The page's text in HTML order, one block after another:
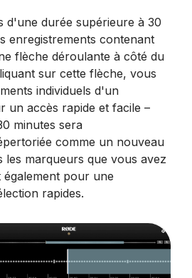
d'une durée supérieure à 30
enregistrements contenant
flèche déroulante à côté du
sur cette flèche, vous
individuels d'un
un accès rapide et facile –
minutes sera
comme un nouveau
les marqueurs que vous avez
pour une
rapides.